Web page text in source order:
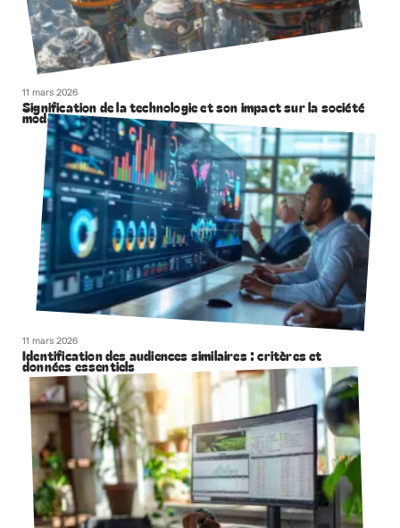
11 mars 2026
Signification de la technologie et son impact sur la société
moderne
11 mars 2026
Identification des audiences similaires : critères et
données essentiels